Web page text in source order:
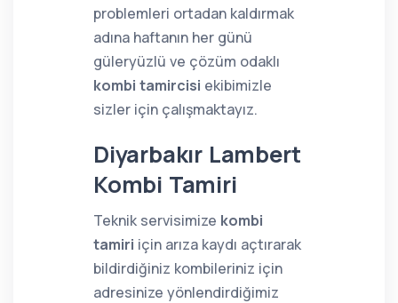
problemleri ortadan kaldırmak
adına haftanın her günü
güleryüzlü ve çözüm odaklı
kombi tamircisi ekibimizle
sizler için çalışmaktayız.
Diyarbakır Lambert
Kombi Tamiri
Teknik servisimize kombi
tamiri için arıza kaydı açtırarak
bildirdiğiniz kombileriniz için
adresinize yönlendirdiğimiz